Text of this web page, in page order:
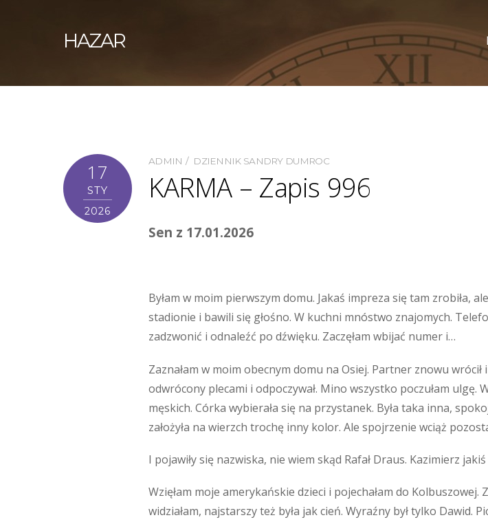
HAZAR
17
STY
2026
ADMIN DZIENNIK SANDRY DUMROC
KARMA – Zapis 996
Sen z 17.01.2026
Byłam w moim pierwszym domu. Jakaś impreza się tam zrobiła,
stadionie i bawili się głośno. W kuchni mnóstwo znajomych.
zadzwonić i odnaleźć po dźwięku. Zaczęłam wbijać numer i…
Zaznałam w moim obecnym domu na Osiej. Partner znowu
odwrócony plecami i odpoczywał. Mino wszystko poczułam ulgę.
męskich. Córka wybierała się na przystanek. Była taka inna,
założyła na wierzch trochę inny kolor. Ale spojrzenie wciąż
I pojawiły się nazwiska, nie wiem skąd Rafał Draus. Kazimierz
Wzięłam moje amerykańskie dzieci i pojechałam do
widziałam, najstarszy też była jak cień. Wyraźny był tylko Dawid.